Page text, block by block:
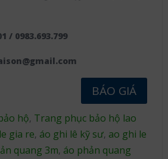
/ 0983.693.799
BÁO GIÁ
hộ, Trang phục bảo hộ lao
gia re, áo ghi lê kỹ sư, ao ghi le
quang 3m, áo phản quang